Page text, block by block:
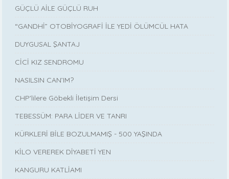
GÜÇLÜ AİLE GÜÇLÜ RUH
“GANDHİ” OTOBİYOGRAFİ İLE YEDİ ÖLÜMCÜL HATA
DUYGUSAL ŞANTAJ
CİCİ KIZ SENDROMU
NASILSIN CAN’IM?
CHP'lilere Göbekli İletişim Dersi
TEBESSÜM: PARA LİDER VE TANRI
KÜRKLERİ BİLE BOZULMAMIŞ - 500 YAŞINDA
KİLO VEREREK DİYABETİ YEN
KANGURU KATLİAMI